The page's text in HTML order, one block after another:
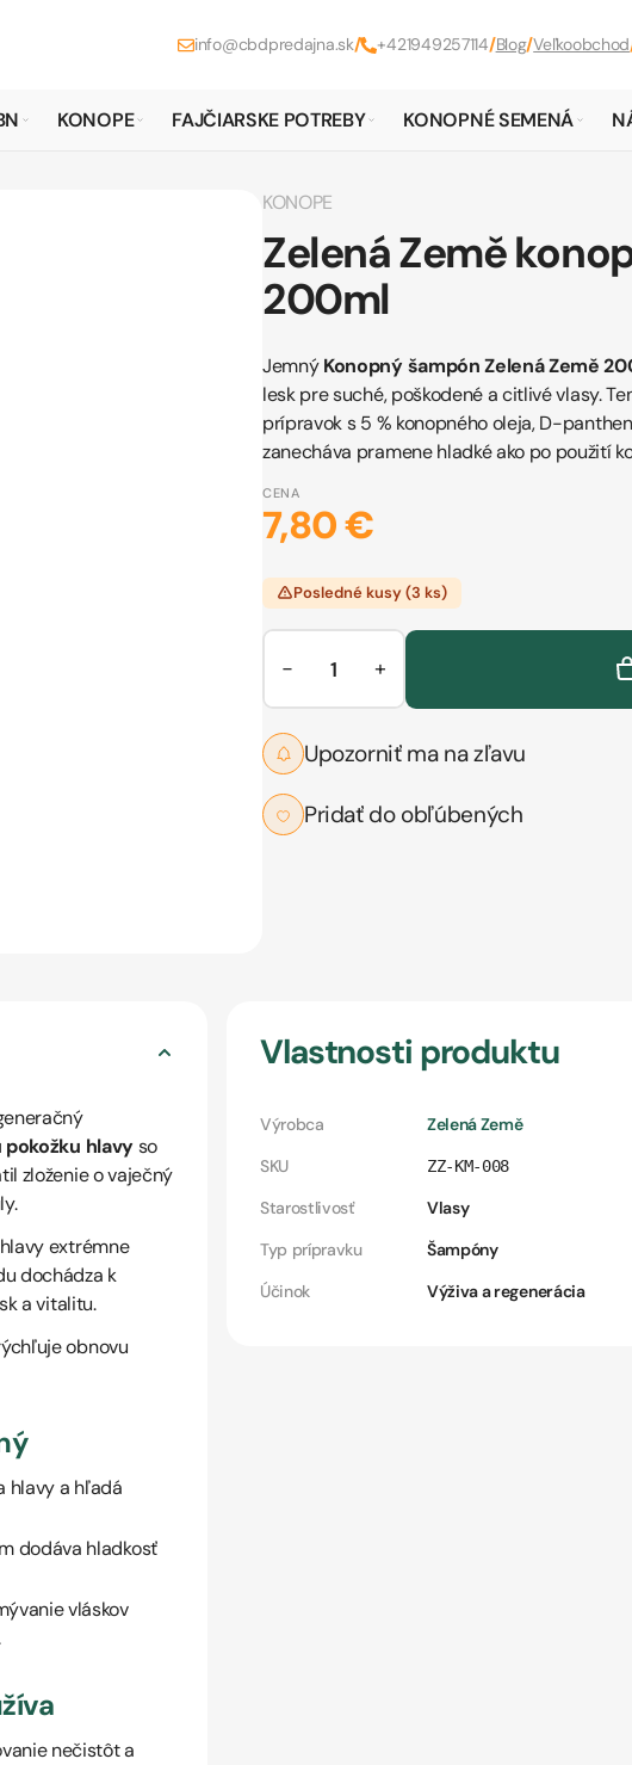
info@cbdpredajna.sk/ +421949257114/Blog/Veľkoobchod
KONOPE FAJČIARSKE POTREBY KONOPNÉ SEMENÁ
KONOPE
Zelená Země
200ml
JemnýKonopný šampón Zelená Země
lesk pre suché, poškodené a citlivé vlasy.
prípravok s 5 % konopného oleja, D-
zanecháva pramene hladké ako po použití
CENA
7,80 €
Posledné kusy (3 ks)
− +
Upozorniť ma na zľavu
Pridať do obľúbených
hlavyso
zloženie o vaječný
extrémne
dochádza k
a vitalitu.
obnovu
hlavy a hľadá
dodáva hladkosť
vláskov
nečistôt a
Vlastnosti produktu
Výrobca
Zelená Země
SKU
ZZ-KM-008
Starostlivosť
Vlasy
Typ prípravku
Šampóny
Účinok
Výživa a regenerácia